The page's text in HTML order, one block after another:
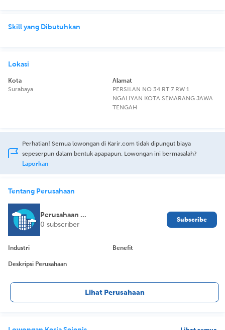
Skill yang Dibutuhkan
Lokasi
Kota
Surabaya
Alamat
PERSILAN NO 34 RT 7 RW 1
NGALIYAN KOTA SEMARANG JAWA
TENGAH
Perhatian! Semua lowongan di Karir.com tidak dipungut biaya
sepeserpun dalam bentuk apapapun. Lowongan ini bermasalah?
Laporkan
Tentang Perusahaan
Perusahaan Dirahasiakan
0 subscriber
Subscribe
Industri Benefit
Deskripsi Perusahaan
Lihat Perusahaan